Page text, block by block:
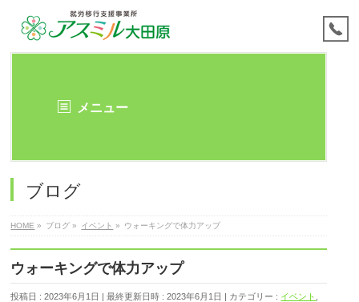
メニュー
ブログ
HOME » ブログ » イベント » ウォーキングで体力アップ
ウォーキングで体力アップ
投稿日 : 2023年6月1日 最終更新日時 : 2023年6月1日 カテゴリー : イベント